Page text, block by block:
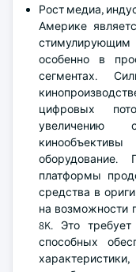
Рост медиа,
Америке
особенно в
сегментах.
цифровых
увеличению
платформы
средства в
на возможности
8K. Это требует
способных